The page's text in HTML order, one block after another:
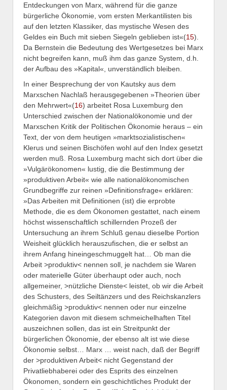
Entdeckungen von Marx, während für die ganze
bürgerliche Ökonomie, vom ersten Merkantilisten bis
auf den letzten Klassiker, das mystische Wesen des
Geldes ein Buch mit sieben Siegeln geblieben ist«(15).
Da Bernstein die Bedeutung des Wertgesetzes bei Marx
nicht begreifen kann, muß ihm das ganze System, d.h.
der Aufbau des »Kapital«, unverständlich bleiben.
In einer Besprechung der von Kautsky aus dem
Marxschen Nachlaß herausgegebenen »Theorien über
den Mehrwert«(16) arbeitet Rosa Luxemburg den
Unterschied zwischen der Nationalökonomie und der
Marxschen Kritik der Politischen Ökonomie heraus – ein
Text, der von dem heutigen »marktsozialistischen«
Klerus und seinen Bischöfen wohl auf den Index gesetzt
werden muß. Rosa Luxemburg macht sich dort über die
»Vulgärökonomen« lustig, die die Bestimmung der
»produktiven Arbeit« wie alle nationalökonomischen
Grundbegriffe zur reinen »Definitionsfrage« erklären:
»Das Arbeiten mit Definitionen (ist) die erprobte
Methode, die es dem Ökonomen gestattet, nach einem
höchst wissenschaftlich schillernden Prozeß der
Untersuchung an ihrem Schluß genau dieselbe Portion
Weisheit glücklich herauszufischen, die er selbst an
ihrem Anfang hineingeschmuggelt hat… Ob man die
Arbeit >produktiv< nennen soll, je nachdem sie Waren
oder materielle Güter überhaupt oder auch, noch
allgemeiner, >nützliche Dienste< leistet, ob wir die Arbeit
des Schusters, des Seiltänzers und des Reichskanzlers
gleichmäßig >produktiv< nennen oder nur einzelne
Kategorien davon mit diesem schmeichelhaften Titel
auszeichnen sollen, das ist ein Streitpunkt der
bürgerlichen Ökonomie, der ebenso alt ist wie diese
Ökonomie selbst… Marx … weist nach, daß der Begriff
der >produktiven Arbeit< nicht Gegenstand der
Privatliebhaberei oder des Esprits des einzelnen
Ökonomen, sondern ein geschichtliches Produkt der